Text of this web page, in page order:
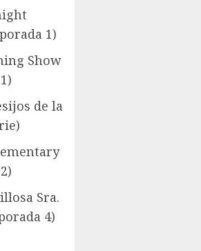
1)
Show
de la
Sra.
4)